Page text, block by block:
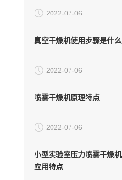
2022-07-06
真空干燥机使用步骤是什么
2022-07-06
喷雾干燥机原理特点
2022-07-06
小型实验室压力喷雾干燥机
应用特点